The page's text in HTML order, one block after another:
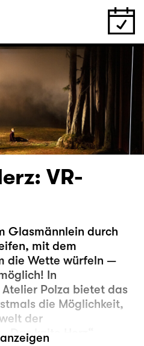
VR-
Glasmännlein durch
mit dem
die Wette würfeln —
In
Polza bietet das
die Möglichkeit,
der
„Das kalte Herz